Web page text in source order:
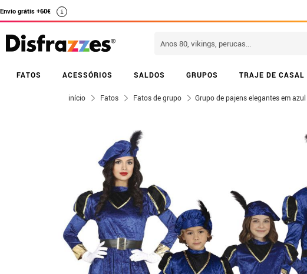
Envio grátis +60€ i
FATOS ACESSÓRIOS SALDOS GRUPOS TRAJE DE CASAL
início Fatos Fatos de grupo Grupo de pajens elegantes em azul